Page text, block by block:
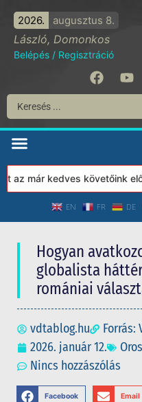
2026. augusztus 8.
László, Domonkos
Belépés / Regisztráció
kedves követőink előtt
EN FR DE
Hogyan
globalista
romániai
vdtablog.hu
Forrás:
2026. január 12.
Nincs hozzászólás
Facebook Email